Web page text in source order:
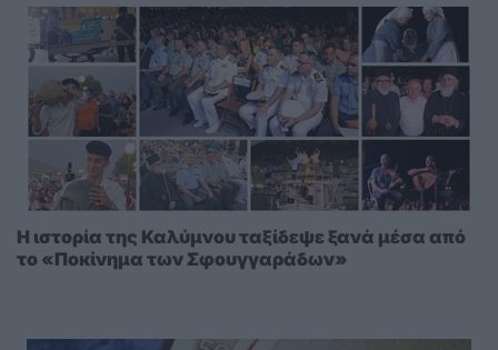
Η ιστορία της Καλύμνου ταξίδεψε ξανά μέσα από
το «Ποκίνημα των Σφουγγαράδων»